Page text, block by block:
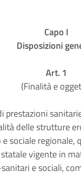
Capo I
Disposizioni
Art. 1
(Finalità e
prestazioni
delle strutture
sociale regionale,
vigente in
e sociali,